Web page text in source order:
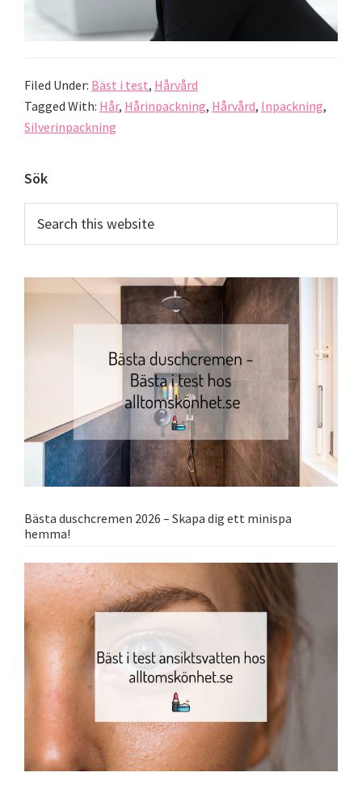
Filed Under: Bäst i test, Hårvård
Tagged With: Hår, Hårinpackning, Hårvård, Inpackning,
Silverinpackning
Primary
Sidebar
Sök
this
website
Bästa duschcremen 2026 – Skapa dig ett minispa
hemma!